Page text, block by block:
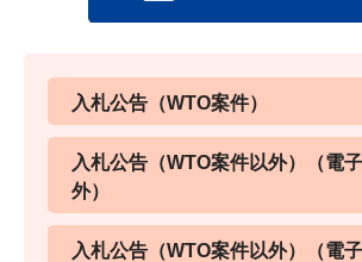
入札公告（WTO案件）
入札公告（WTO案件以外）（電
外）
入札公告（WTO案件以外）（電子